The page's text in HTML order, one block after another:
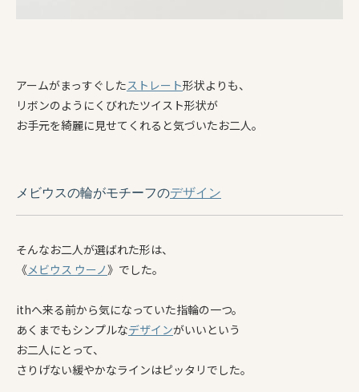
アームがまっすぐしたストレート形状よりも、
リボンのようにくびれたツイスト形状が
お手元を綺麗に見せてくれると気づいたお二人。
メビウスの輪がモチーフのデザイン
そんなお二人が選ばれた形は、
《メビウス ウーノ》でした。
ithへ来る前から気になっていた指輪の一つ。
あくまでもシンプルなデザインがいいという
お二人にとって、
さりげない緩やかなラインはピッタリでした。